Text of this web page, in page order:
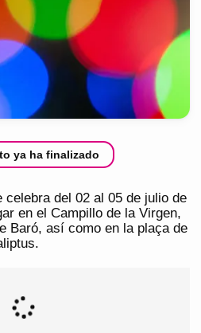
ya ha finalizado
del 02 al 05 de julio de
en el Campillo de la Virgen,
Baró, así como en la plaça de